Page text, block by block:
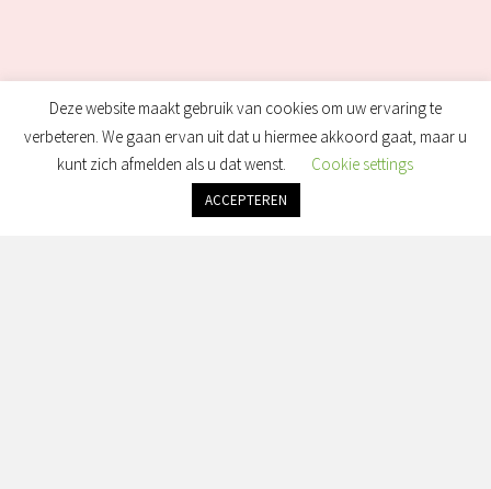
Deze website maakt gebruik van cookies om uw ervaring te
verbeteren. We gaan ervan uit dat u hiermee akkoord gaat, maar u
kunt zich afmelden als u dat wenst.
Cookie settings
ACCEPTEREN